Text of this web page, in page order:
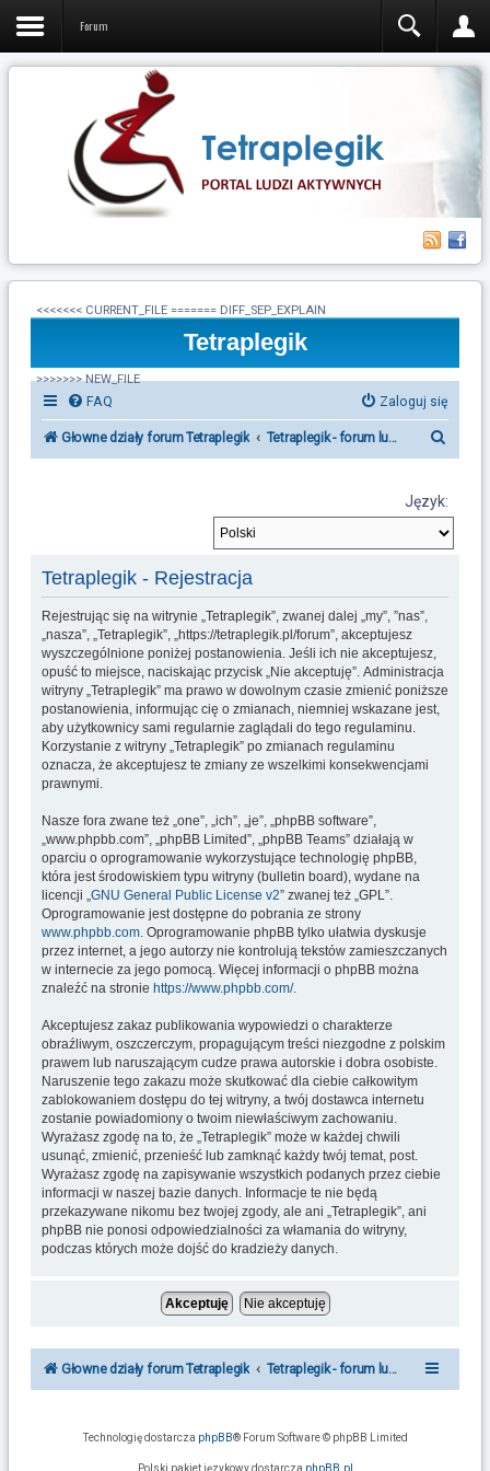
Forum
<<<<<<< CURRENT_FILE ======= DIFF_SEP_EXPLAIN
Tetraplegik
>>>>>>> NEW_FILE
FAQ Zaloguj się
Głowne działy forum Tetraplegik Tetraplegik - forum ludzi po urazie
Język:
Tetraplegik - Rejestracja
Rejestrując się na witrynie „Tetraplegik”, zwanej dalej „my”, ”nas”,
„nasza”, „Tetraplegik”, „https://tetraplegik.pl/forum”, akceptujesz
wyszczególnione poniżej postanowienia. Jeśli ich nie akceptujesz,
opuść to miejsce, naciskając przycisk „Nie akceptuję”. Administracja
witryny „Tetraplegik” ma prawo w dowolnym czasie zmienić poniższe
postanowienia, informując cię o zmianach, niemniej wskazane jest,
aby użytkownicy sami regularnie zaglądali do tego regulaminu.
Korzystanie z witryny „Tetraplegik” po zmianach regulaminu
oznacza, że akceptujesz te zmiany ze wszelkimi konsekwencjami
prawnymi.
Nasze fora zwane też „one”, „ich”, „je”, „phpBB software”,
„www.phpbb.com”, „phpBB Limited”, „phpBB Teams” działają w
oparciu o oprogramowanie wykorzystujące technologię phpBB,
która jest środowiskiem typu witryny (bulletin board), wydane na
licencji „GNU General Public License v2” zwanej też „GPL”.
Oprogramowanie jest dostępne do pobrania ze strony
www.phpbb.com. Oprogramowanie phpBB tylko ułatwia dyskusje
przez internet, a jego autorzy nie kontrolują tekstów zamieszczanych
w internecie za jego pomocą. Więcej informacji o phpBB można
znaleźć na stronie https://www.phpbb.com/.
Akceptujesz zakaz publikowania wypowiedzi o charakterze
obraźliwym, oszczerczym, propagującym treści niezgodne z polskim
prawem lub naruszającym cudze prawa autorskie i dobra osobiste.
Naruszenie tego zakazu może skutkować dla ciebie całkowitym
zablokowaniem dostępu do tej witryny, a twój dostawca internetu
zostanie powiadomiony o twoim niewłaściwym zachowaniu.
Wyrażasz zgodę na to, że „Tetraplegik” może w każdej chwili
usunąć, zmienić, przenieść lub zamknąć każdy twój temat, post.
Wyrażasz zgodę na zapisywanie wszystkich podanych przez ciebie
informacji w naszej bazie danych. Informacje te nie będą
przekazywane nikomu bez twojej zgody, ale ani „Tetraplegik”, ani
phpBB nie ponosi odpowiedzialności za włamania do witryny,
podczas których może dojść do kradzieży danych.
Głowne działy forum Tetraplegik Tetraplegik - forum ludzi po urazie
Technologię dostarcza phpBB® Forum Software © phpBB Limited
Polski pakiet językowy dostarcza phpBB.pl